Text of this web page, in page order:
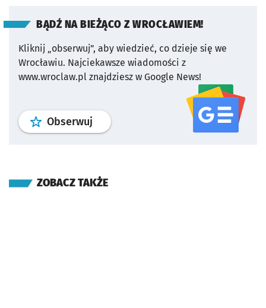
BĄDŹ NA BIEŻĄCO Z WROCŁAWIEM!
Kliknij „obserwuj”, aby wiedzieć, co dzieje się we
Wrocławiu. Najciekawsze wiadomości z
www.wroclaw.pl znajdziesz w Google News!
Obserwuj profil serwisu
ZOBACZ TAKŻE